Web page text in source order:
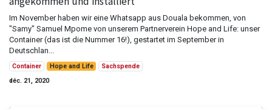
Im November haben wir eine Whatsapp aus Douala bekommen, von
"Samy" Samuel Mpome von unserem Partnerverein Hope and Life: unser
Container (das ist die Nummer 16!), gestartet im September in
Deutschlan...
Container Hope and Life
Sachspende
déc. 21, 2020